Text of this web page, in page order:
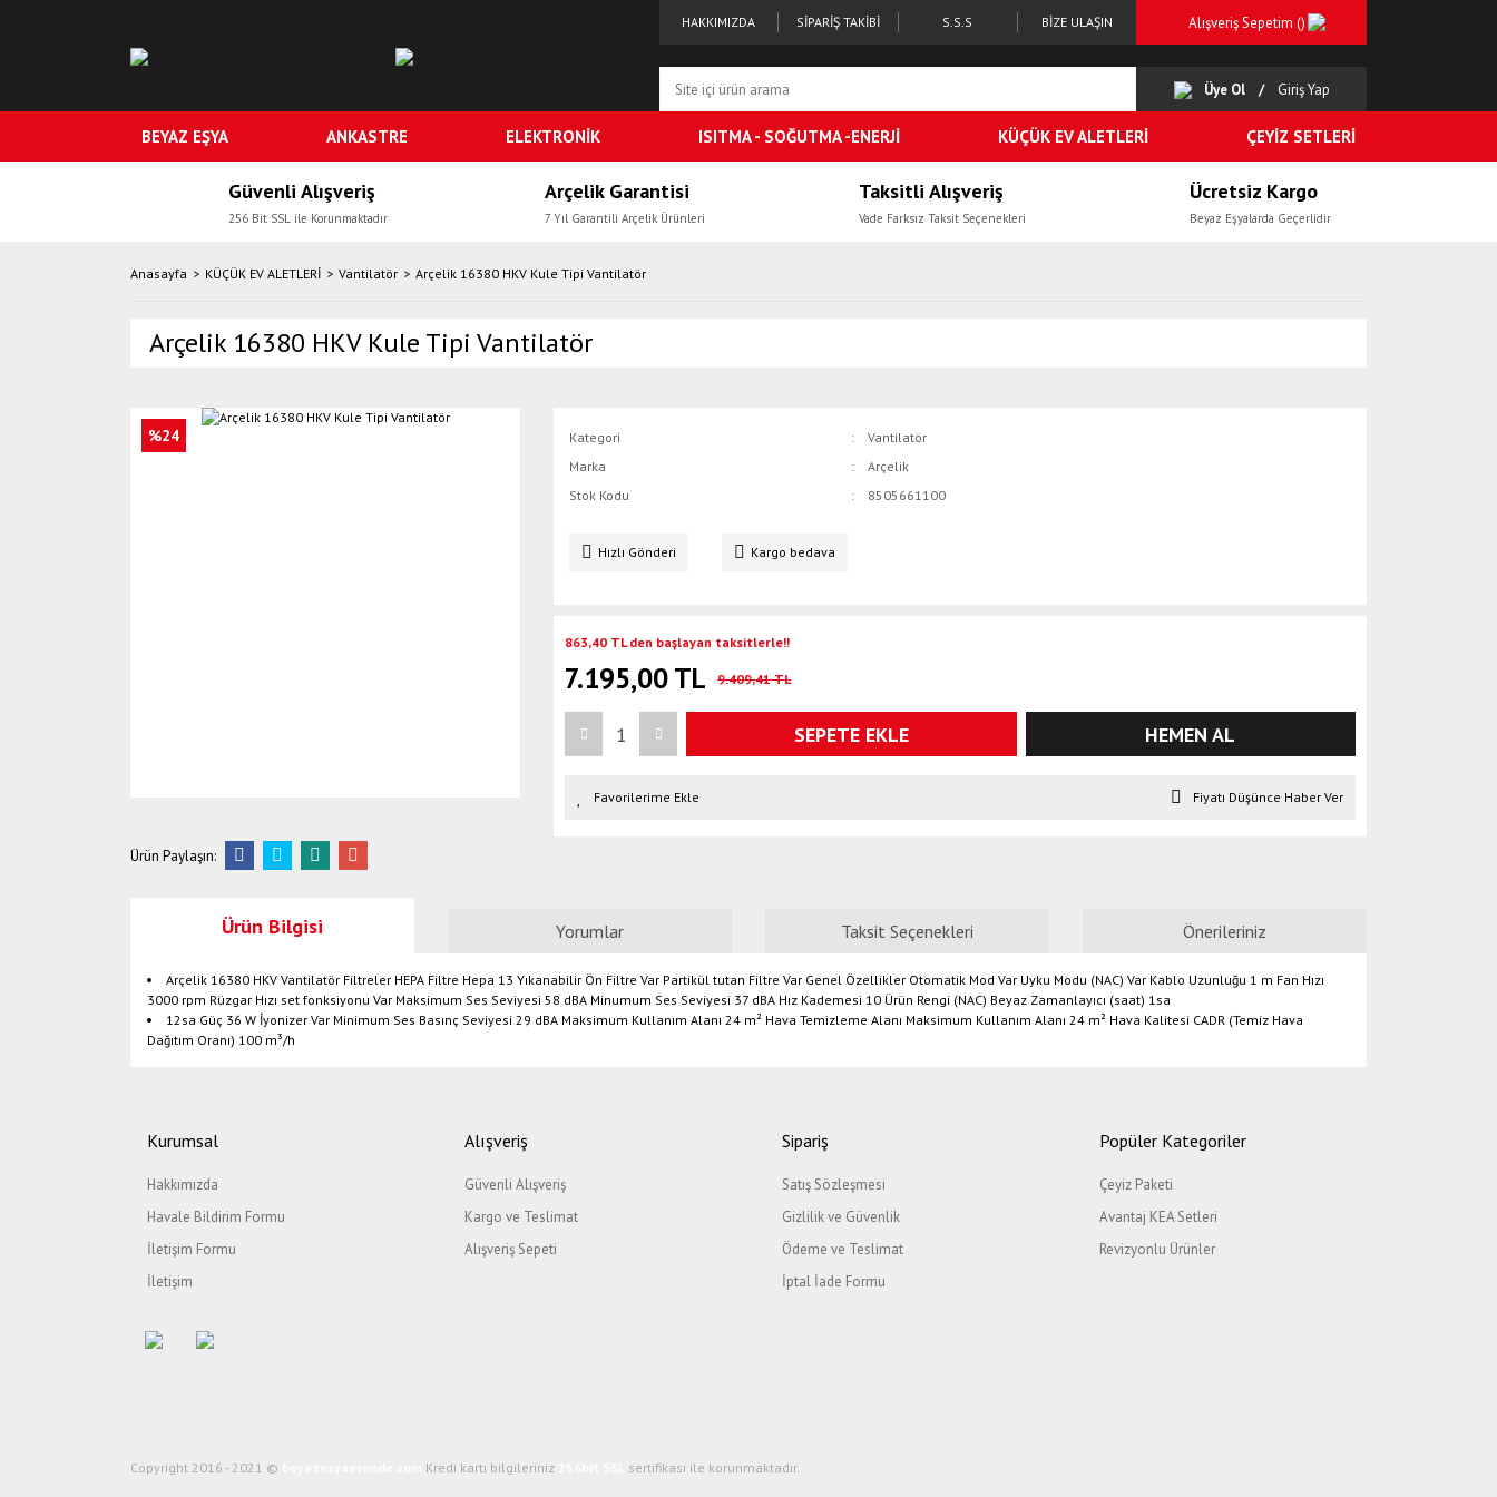
HAKKIMIZDA SİPARİŞ TAKİBİ S.S.S BİZE ULAŞIN Alışveriş Sepetim ()
Üye Ol Giriş Yap
BEYAZ EŞYA ANKASTRE ELEKTRONİK ISITMA - SOĞUTMA -ENERJİ KÜÇÜK EV ALETLERİ ÇEYİZ SETLERİ
Güvenli Alışveriş
256 Bit SSL ile Korunmaktadır
Arçelik Garantisi
7 Yıl Garantili Arçelik Ürünleri
Taksitli Alışveriş
Vade Farksız Taksit Seçenekleri
Ücretsiz Kargo
Beyaz Eşyalarda Geçerlidir
Anasayfa KÜÇÜK EV ALETLERİ Vantilatör Arçelik 16380 HKV Kule Tipi Vantilatör
Arçelik 16380 HKV Kule Tipi Vantilatör
%24
Ürün Paylaşın:
Kategori
Vantilatör
Marka
Arçelik
Stok Kodu
8505661100
Hızlı Gönderi Kargo bedava
863,40 TL den başlayan taksitlerle!!
7.195,00 TL 9.409,41 TL
SEPETE EKLE HEMEN AL
Fiyatı Düşünce Haber Ver
Ürün Bilgisi Yorumlar Taksit Seçenekleri Önerileriniz
Arçelik 16380 HKV Vantilatör Filtreler HEPA Filtre Hepa 13 Yıkanabilir Ön Filtre Var Partikül tutan Filtre Var Genel Özellikler Otomatik Mod Var Uyku Modu (NAC) Var Kablo Uzunluğu 1 m Fan Hızı
3000 rpm Rüzgar Hızı set fonksiyonu Var Maksimum Ses Seviyesi 58 dBA Minumum Ses Seviyesi 37 dBA Hız Kademesi 10 Ürün Rengi (NAC) Beyaz Zamanlayıcı (saat) 1sa
12sa Güç 36 W İyonizer Var Minimum Ses Basınç Seviyesi 29 dBA Maksimum Kullanım Alanı 24 m² Hava Temizleme Alanı Maksimum Kullanım Alanı 24 m² Hava Kalitesi CADR (Temiz Hava
Dağıtım Oranı) 100 m³/h
Kurumsal
Hakkımızda
Havale Bildirim Formu
İletişim Formu
İletişim
Alışveriş
Güvenli Alışveriş
Kargo ve Teslimat
Alışveriş Sepeti
Sipariş
Satış Sözleşmesi
Gizlilik ve Güvenlik
Ödeme ve Teslimat
İptal İade Formu
Popüler Kategoriler
Çeyiz Paketi
Avantaj KEA Setleri
Revizyonlu Ürünler
Copyright 2016 - 2021 © Kredi kartı bilgileriniz sertifikası ile korunmaktadır.